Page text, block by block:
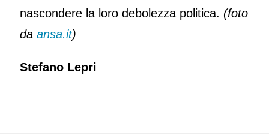
nascondere la loro debolezza politica. (foto
da ansa.it)
Stefano Lepri